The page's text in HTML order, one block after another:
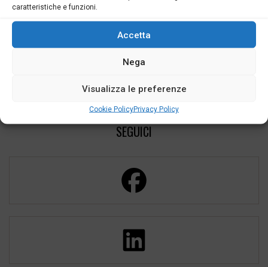
caratteristiche e funzioni.
Accetta
Nega
Visualizza le preferenze
Cookie PolicyPrivacy Policy
SEGUICI